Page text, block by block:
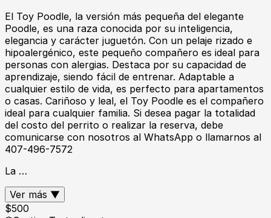
El Toy Poodle, la versión más pequeña del elegante
Poodle, es una raza conocida por su inteligencia,
elegancia y carácter juguetón. Con un pelaje rizado e
hipoalergénico, este pequeño compañero es ideal para
personas con alergias. Destaca por su capacidad de
aprendizaje, siendo fácil de entrenar. Adaptable a
cualquier estilo de vida, es perfecto para apartamentos
o casas. Cariñoso y leal, el Toy Poodle es el compañero
ideal para cualquier familia. Si desea pagar la totalidad
del costo del perrito o realizar la reserva, debe
comunicarse con nosotros al WhatsApp o llamarnos al
407-496-7572
La …
Ver más ▼
$500